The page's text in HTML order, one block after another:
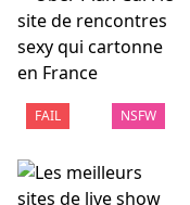
FAIL NSFW